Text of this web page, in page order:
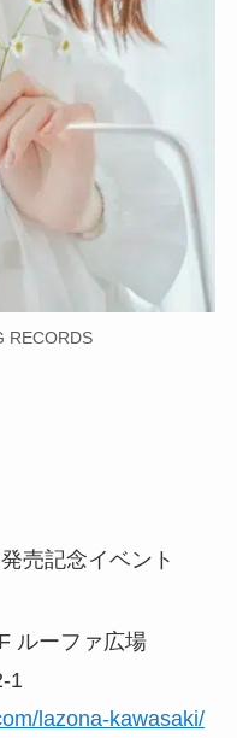
RECORDS
売記念イベント
ルーファ広場
1
lazona-kawasaki/